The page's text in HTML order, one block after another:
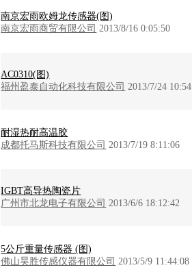
南京宏雨欧姆龙传感器(图)
南京宏雨商贸有限公司 2013/8/16 0:05:50
AC0310(图)
福州盈泰自动化科技有限公司
2013/7/24
耐湿热耐高温胶
成都托马斯科技有限公司 2013/7/19 8:11:06
IGBT高导热陶瓷片
广州市北龙电子有限公司
2013/6/6 18:12:42
5公斤重量传感器 (图)
佛山昊胜传感仪器有限公司 2013/5/9 11:44:08